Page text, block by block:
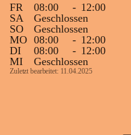
FR
08:00 - 12:00
SA
Geschlossen
SO
Geschlossen
MO 08:00 - 12:00
DI
08:00 - 12:00
MI
Geschlossen
Zuletzt bearbeitet: 11.04.2025